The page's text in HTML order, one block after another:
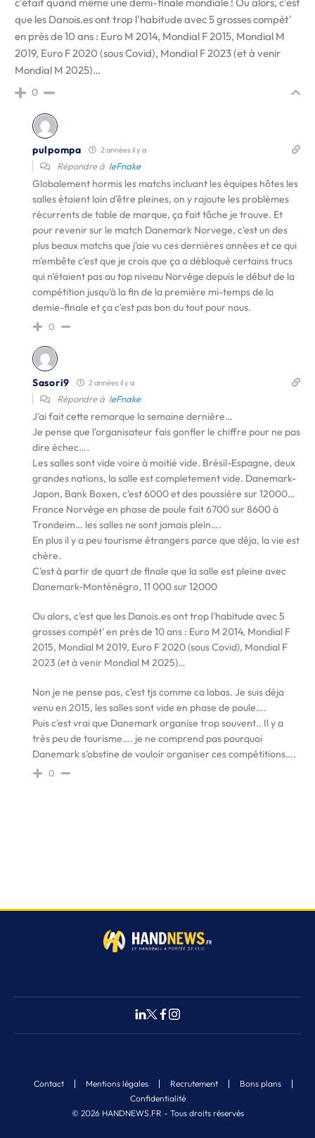
que les Danois.es ont trop l'habitude avec 5 grosses compét'
en près de 10 ans : Euro M 2014, Mondial F 2015, Mondial M
2019, Euro F 2020 (sous Covid), Mondial F 2023 (et à venir
Mondial M 2025)…
0
pulpompa 2 années il y a
Répondre à leFnake
Globalement hormis les matchs incluant les équipes hôtes les
salles étaient loin d'être pleines, on y rajoute les problèmes
récurrents de table de marque, ça fait tâche je trouve. Et
pour revenir sur le match Danemark Norvege, c'est un des
plus beaux matchs que j'aie vu ces dernières années et ce qui
m'embête c'est que je crois que ça a débloqué certains trucs
qui n'étaient pas au top niveau Norvège depuis le début de la
compétition jusqu'à la fin de la première mi-temps de la
demie-finale et ça c'est pas bon du tout pour nous.
0
Sasori9 2 années il y a
Répondre à leFnake
J'ai fait cette remarque la semaine dernière…
Je pense que l'organisateur fais gonfler le chiffre pour ne pas
dire échec….
Les salles sont vide voire à moitié vide. Brésil-Espagne, deux
grandes nations, la salle est completement vide. Danemark-
Japon, Bank Boxen, c'est 6000 et des poussière sur 12000…
France Norvège en phase de poule fait 6700 sur 8600 à
Trondeim… les salles ne sont jamais plein….
En plus il y a peu tourisme étrangers parce que déja, la vie est
chère.
C'est à partir de quart de finale que la salle est pleine avec
Danemark-Monténégro, 11 000 sur 12000
Ou alors, c'est que les Danois.es ont trop l'habitude avec 5
grosses compét' en près de 10 ans : Euro M 2014, Mondial F
2015, Mondial M 2019, Euro F 2020 (sous Covid), Mondial F
2023 (et à venir Mondial M 2025)…
Non je ne pense pas, c'est tjs comme ca labas. Je suis déja
venu en 2015, les salles sont vide en phase de poule….
Puis c'est vrai que Danemark organise trop souvent.. Il y a
très peu de tourisme…. je ne comprend pas pourquoi
Danemark s'obstine de vouloir organiser ces compétitions….
0
© 2026 HANDNEWS.FR - Tous droits réservés
Contact Mentions légales Recrutement
Bons plans
Confidentialité